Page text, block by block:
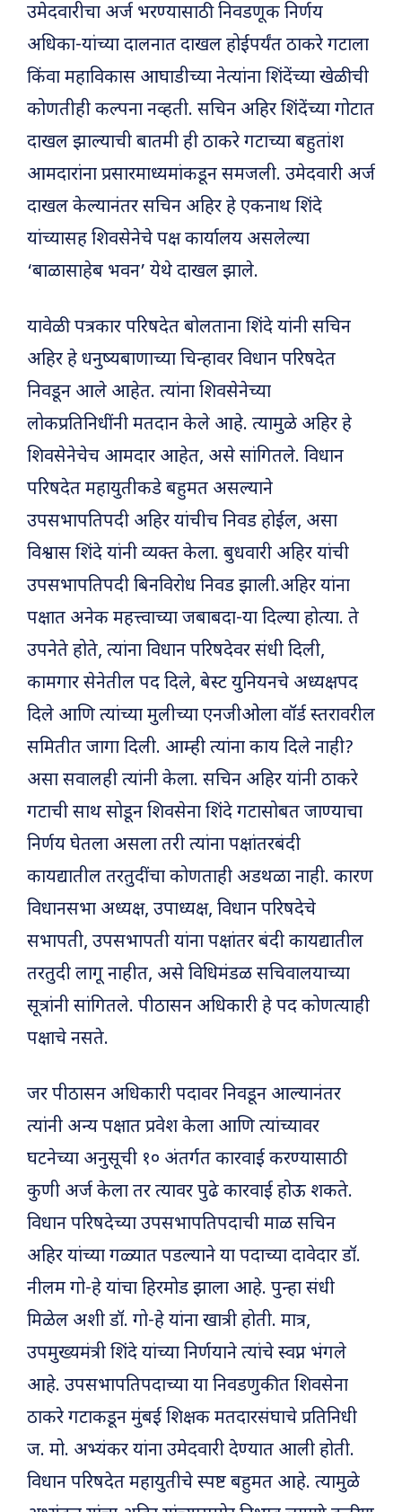
उमेदवारीचा अर्ज भरण्यासाठी निवडणूक निर्णय
अधिका-यांच्या दालनात दाखल होईपर्यंत ठाकरे गटाला
किंवा महाविकास आघाडीच्या नेत्यांना शिंदेंच्या खेळीची
कोणतीही कल्पना नव्हती. सचिन अहिर शिंदेंच्या गोटात
दाखल झाल्याची बातमी ही ठाकरे गटाच्या बहुतांश
आमदारांना प्रसारमाध्यमांकडून समजली. उमेदवारी अर्ज
दाखल केल्यानंतर सचिन अहिर हे एकनाथ शिंदे
यांच्यासह शिवसेनेचे पक्ष कार्यालय असलेल्या
‘बाळासाहेब भवन’ येथे दाखल झाले.
यावेळी पत्रकार परिषदेत बोलताना शिंदे यांनी सचिन
अहिर हे धनुष्यबाणाच्या चिन्हावर विधान परिषदेत
निवडून आले आहेत. त्यांना शिवसेनेच्या
लोकप्रतिनिधींनी मतदान केले आहे. त्यामुळे अहिर हे
शिवसेनेचेच आमदार आहेत, असे सांगितले. विधान
परिषदेत महायुतीकडे बहुमत असल्याने
उपसभापतिपदी अहिर यांचीच निवड होईल, असा
विश्वास शिंदे यांनी व्यक्त केला. बुधवारी अहिर यांची
उपसभापतिपदी बिनविरोध निवड झाली.अहिर यांना
पक्षात अनेक महत्त्वाच्या जबाबदा-या दिल्या होत्या. ते
उपनेते होते, त्यांना विधान परिषदेवर संधी दिली,
कामगार सेनेतील पद दिले, बेस्ट युनियनचे अध्यक्षपद
दिले आणि त्यांच्या मुलीच्या एनजीओला वॉर्ड स्तरावरील
समितीत जागा दिली. आम्ही त्यांना काय दिले नाही?
असा सवालही त्यांनी केला. सचिन अहिर यांनी ठाकरे
गटाची साथ सोडून शिवसेना शिंदे गटासोबत जाण्याचा
निर्णय घेतला असला तरी त्यांना पक्षांतरबंदी
कायद्यातील तरतुदींचा कोणताही अडथळा नाही. कारण
विधानसभा अध्यक्ष, उपाध्यक्ष, विधान परिषदेचे
सभापती, उपसभापती यांना पक्षांतर बंदी कायद्यातील
तरतुदी लागू नाहीत, असे विधिमंडळ सचिवालयाच्या
सूत्रांनी सांगितले. पीठासन अधिकारी हे पद कोणत्याही
पक्षाचे नसते.
जर पीठासन अधिकारी पदावर निवडून आल्यानंतर
त्यांनी अन्य पक्षात प्रवेश केला आणि त्यांच्यावर
घटनेच्या अनुसूची १० अंतर्गत कारवाई करण्यासाठी
कुणी अर्ज केला तर त्यावर पुढे कारवाई होऊ शकते.
विधान परिषदेच्या उपसभापतिपदाची माळ सचिन
अहिर यांच्या गळ्यात पडल्याने या पदाच्या दावेदार डॉ.
नीलम गो-हे यांचा हिरमोड झाला आहे. पुन्हा संधी
मिळेल अशी डॉ. गो-हे यांना खात्री होती. मात्र,
उपमुख्यमंत्री शिंदे यांच्या निर्णयाने त्यांचे स्वप्न भंगले
आहे. उपसभापतिपदाच्या या निवडणुकीत शिवसेना
ठाकरे गटाकडून मुंबई शिक्षक मतदारसंघाचे प्रतिनिधी
ज. मो. अभ्यंकर यांना उमेदवारी देण्यात आली होती.
विधान परिषदेत महायुतीचे स्पष्ट बहुमत आहे. त्यामुळे